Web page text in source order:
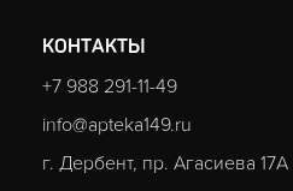
КОНТАКТЫ
+7 988 291-11-49
info@apteka149.ru
г. Дербент, пр. Агасиева 17А